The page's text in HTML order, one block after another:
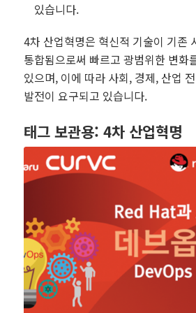
있습니다.
4차 산업혁명은 혁신적 기술이 기존
통합됨으로써 빠르고 광범위한 변화
있으며, 이에 따라 사회, 경제, 산업
발전이 요구되고 있습니다.
태그 보관용: 4차 산업혁명